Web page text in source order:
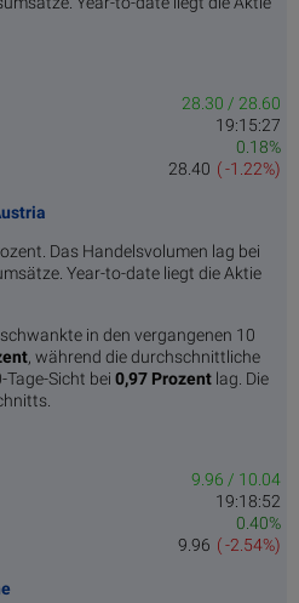
28.30 / 28.60
19:15:27
0.18%
( -1.22%)
28.40
Das Handelsvolumen lag bei
Year-to-date liegt die Aktie
schwankte in den vergangenen 10
, während die durchschnittliche
Sicht bei 0,97 Prozent lag. Die
9.96 / 10.04
19:18:52
0.40%
( -2.54%)
9.96